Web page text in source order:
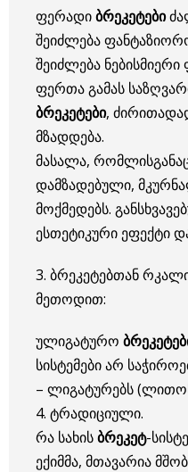
ფერადიბრეკეტები
შეიძლება
შეიძლება
ფერთა გამას
ბრეკეტები,
მზადდება.
მასალა,
დამზადებული,
მოქმედებს.
ესთეტიკური ეფექტი
3. ბრეკეტებთან
მეთოდით:
ულიგატურო
სისტემები არ
– ლიგატურებს
4. ტრადიციული.
რა სახისბრეკეტ-
ექიმმა, მთავარია